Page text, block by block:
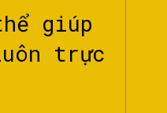
giúp
trực